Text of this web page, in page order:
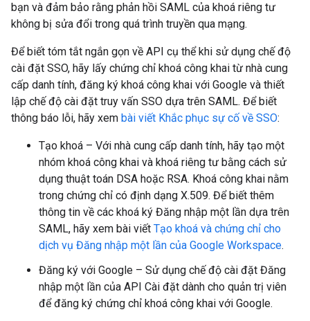
bạn và đảm bảo rằng phản hồi SAML của khoá riêng tư
không bị sửa đổi trong quá trình truyền qua mạng.
Để biết tóm tắt ngắn gọn về API cụ thể khi sử dụng chế độ
cài đặt SSO, hãy lấy chứng chỉ khoá công khai từ nhà cung
cấp danh tính, đăng ký khoá công khai với Google và thiết
lập chế độ cài đặt truy vấn SSO dựa trên SAML. Để biết
thông báo lỗi, hãy xem bài viết Khắc phục sự cố về SSO:
Tạo khoá – Với nhà cung cấp danh tính, hãy tạo một
nhóm khoá công khai và khoá riêng tư bằng cách sử
dụng thuật toán DSA hoặc RSA. Khoá công khai nằm
trong chứng chỉ có định dạng X.509. Để biết thêm
thông tin về các khoá ký Đăng nhập một lần dựa trên
SAML, hãy xem bài viết Tạo khoá và chứng chỉ cho
dịch vụ Đăng nhập một lần của Google Workspace.
Đăng ký với Google – Sử dụng chế độ cài đặt Đăng
nhập một lần của API Cài đặt dành cho quản trị viên
để đăng ký chứng chỉ khoá công khai với Google.